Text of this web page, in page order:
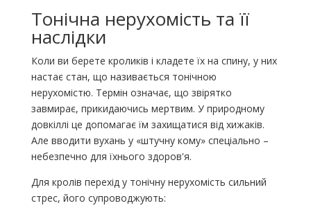
Тонічна нерухомість та її
наслідки
Коли ви берете кроликів і кладете їх на спину, у них
настає стан, що називається тонічною
нерухомістю. Термін означає, що звірятко
завмирає, прикидаючись мертвим. У природному
довкіллі це допомагає їм захищатися від хижаків.
Але вводити вухань у «штучну кому» спеціально –
небезпечно для їхнього здоров'я.
Для кролів перехід у тонічну нерухомість сильний
стрес, його супроводжують: